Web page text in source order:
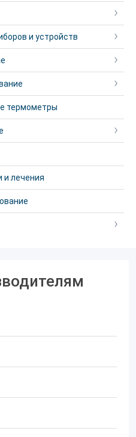
и устройств
термометры
и лечения